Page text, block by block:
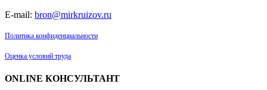
E-mail: bron@mirkruizov.ru
Политика конфиденциальности
Оценка условий труда
ONLINE КОНСУЛЬТАНТ